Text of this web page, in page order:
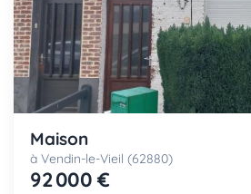
Maison
à Vendin-le-Vieil (62880)
92 000 €